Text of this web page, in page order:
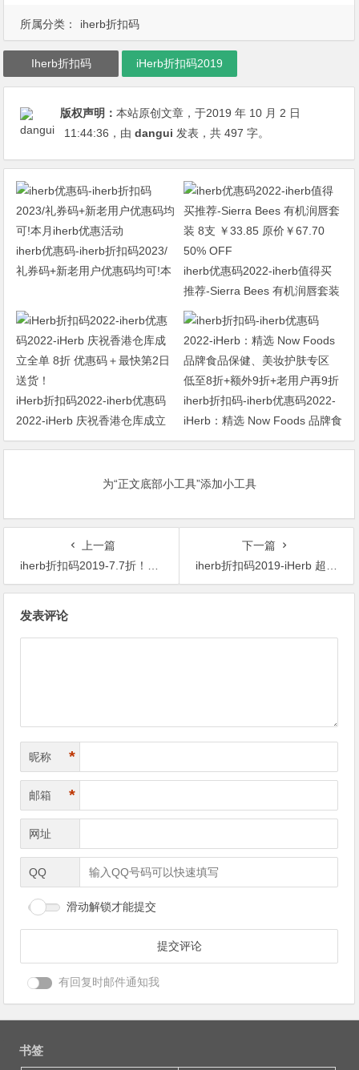
所属分类： iherb折扣码
Iherb折扣码 iHerb折扣码2019
版权声明：本站原创文章，于2019 年 10 月 2 日
11:44:36 ，由dangui 发表，共 497 字。
iherb优惠码-iherb折扣码2023/
礼券码+新老用户优惠码均可!本
iherb优惠码2022-iherb值得买
推荐-Sierra Bees 有机润唇套装
8支 ￥33.85 原价￥67.70 50%
iHerb折扣码2022-iherb优惠码
2022-iHerb 庆祝香港仓库成立
全单 8折 优惠码＋最快第2日送
iherb折扣码-iherb优惠码2022-
iHerb：精选 Now Foods 品牌食
品保健、美妆护肤专区 低至8折
为“正文底部小工具”添加小工具
上一篇
iherb折扣码2019-7.7折！Dr. Woods 乳木果薰衣草卡斯蒂利亚滋润皂液 946ml $11.30 原价$15.99 29% OFF
下一篇
iherb折扣码2019-iHerb 超级特卖Vitables儿童营养品 85折优惠/iHerb CGN消化酵素 85折优惠
发表评论
昵称 *
邮箱 *
网址
QQ
滑动解锁才能提交
有回复时邮件通知我
书签